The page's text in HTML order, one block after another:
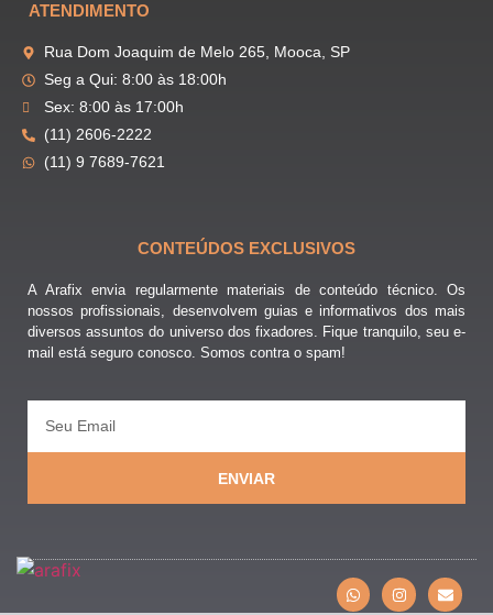
ATENDIMENTO
Rua Dom Joaquim de Melo 265, Mooca, SP
Seg a Qui: 8:00 às 18:00h
Sex: 8:00 às 17:00h
(11) 2606-2222
(11) 9 7689-7621
CONTEÚDOS EXCLUSIVOS
A Arafix envia regularmente materiais de conteúdo técnico. Os
nossos profissionais, desenvolvem guias e informativos dos mais
diversos assuntos do universo dos fixadores. Fique tranquilo, seu e-
mail está seguro conosco. Somos contra o spam!
ENVIAR